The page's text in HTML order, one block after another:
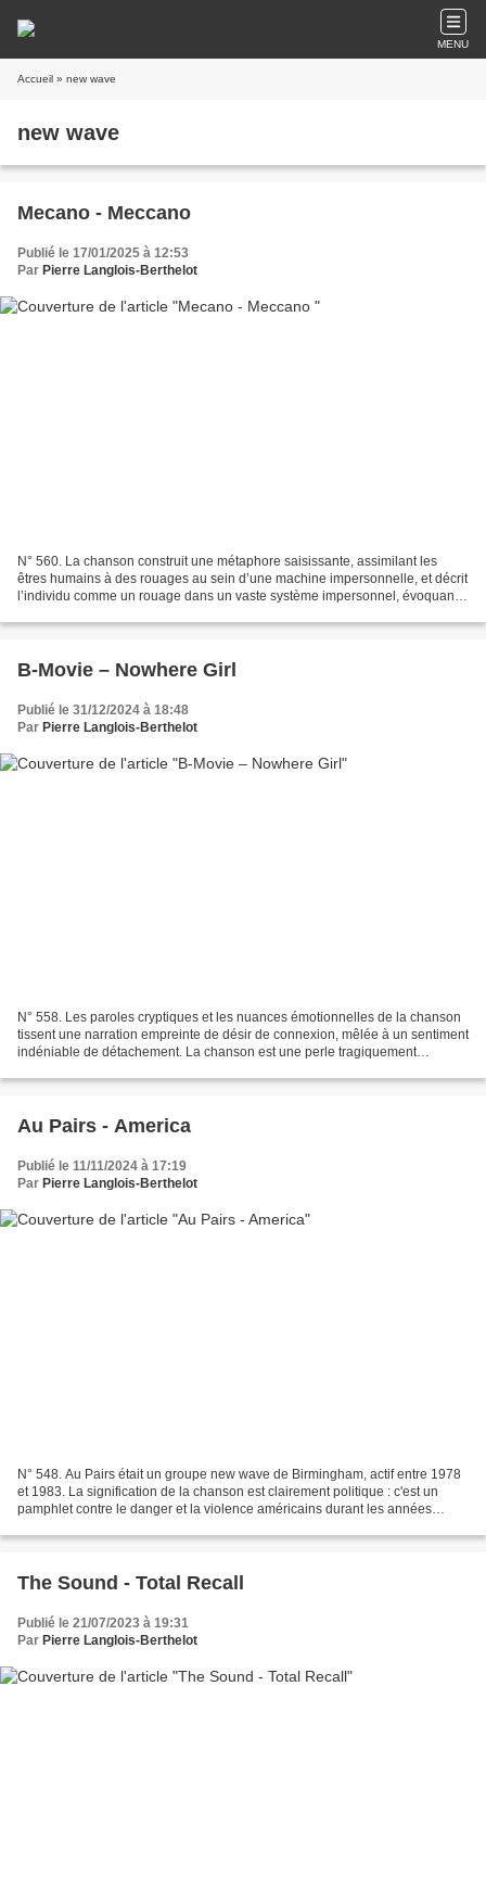
MENU
Accueil » new wave
new wave
Mecano - Meccano
Publié le 17/01/2025 à 12:53
Par Pierre Langlois-Berthelot
N° 560. La chanson construit une métaphore saisissante, assimilant les
êtres humains à des rouages au sein d’une machine impersonnelle, et décrit
l’individu comme un rouage dans un vaste système impersonnel, évoquant
B-Movie – Nowhere Girl
Publié le 31/12/2024 à 18:48
Par Pierre Langlois-Berthelot
N° 558. Les paroles cryptiques et les nuances émotionnelles de la chanson
tissent une narration empreinte de désir de connexion, mêlée à un sentiment
indéniable de détachement. La chanson est une perle tragiquement
Au Pairs - America
Publié le 11/11/2024 à 17:19
Par Pierre Langlois-Berthelot
N° 548. Au Pairs était un groupe new wave de Birmingham, actif entre 1978
et 1983. La signification de la chanson est clairement politique : c'est un
pamphlet contre le danger et la violence américains durant les années
The Sound - Total Recall
Publié le 21/07/2023 à 19:31
Par Pierre Langlois-Berthelot